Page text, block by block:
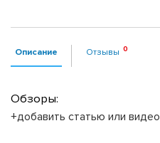
Описание Отзывы
Обзоры:
+добавить статью или видео